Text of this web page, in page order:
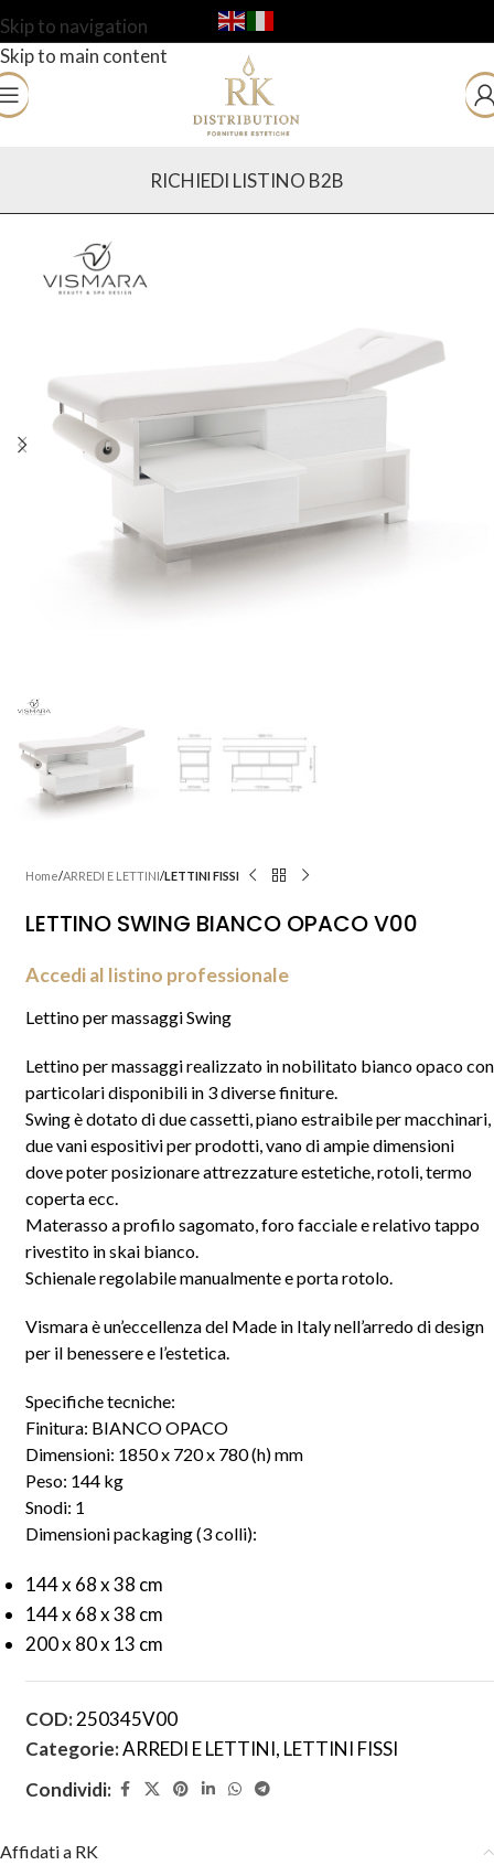
Skip to navigation
Skip to main content
RICHIEDI LISTINO B2B
Home ARREDI E LETTINI LETTINI FISSI
LETTINO SWING BIANCO OPACO V00
Accedi al listino professionale
Lettino per massaggi Swing
Lettino per massaggi realizzato in nobilitato bianco opaco con
particolari disponibili in 3 diverse finiture.
Swing è dotato di due cassetti, piano estraibile per macchinari,
due vani espositivi per prodotti, vano di ampie dimensioni
dove poter posizionare attrezzature estetiche, rotoli, termo
coperta ecc.
Materasso a profilo sagomato, foro facciale e relativo tappo
rivestito in skai bianco.
Schienale regolabile manualmente e porta rotolo.
Vismara è un’eccellenza del Made in Italy nell’arredo di design
per il benessere e l’estetica.
Specifiche tecniche:
Finitura: BIANCO OPACO
Dimensioni: 1850 x 720 x 780 (h) mm
Peso: 144 kg
Snodi: 1
Dimensioni packaging (3 colli):
144 x 68 x 38 cm
144 x 68 x 38 cm
200 x 80 x 13 cm
COD:250345V00
Categorie:ARREDI E LETTINI, LETTINI FISSI
Condividi:
Affidati a RK